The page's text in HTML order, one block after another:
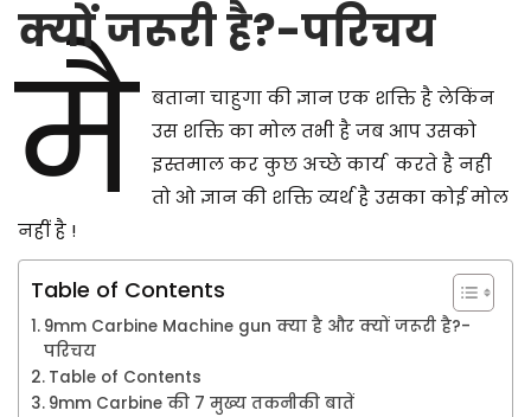
2
0
2
क्यों जरूरी है?-परिचय
मै
बताना चाहुगा की ज्ञान एक शक्ति है लेकिंन
उस शक्ति का मोल तभी है जब आप उसको
इस्तमाल कर कुछ अच्छे कार्य करते है नही
तो ओ ज्ञान की शक्ति व्यर्थ है उसका कोई मोल
नहीं है !
Table of Contents
9mm Carbine Machine gun क्या है और क्यों जरूरी है?-
परिचय
Table of Contents
9mm Carbine की 7 मुख्य तकनीकी बातें